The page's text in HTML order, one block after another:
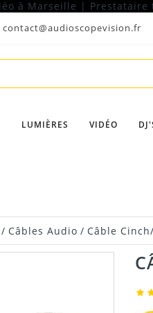
contact@audioscopevision.fr
LUMIÈRES VIDÉO
/ Câbles Audio / Câble